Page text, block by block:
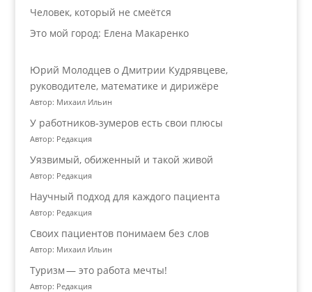
Человек, который не смеётся
Это мой город: Елена Макаренко
Юрий Молодцев о Дмитрии Кудрявцеве,
руководителе, математике и дирижёре
Автор: Михаил Ильин
У работников‑зумеров есть свои плюсы
Автор: Редакция
Уязвимый, обиженный и такой живой
Автор: Редакция
Научный подход для каждого пациента
Автор: Редакция
Своих пациентов понимаем без слов
Автор: Михаил Ильин
Туризм — это работа мечты!
Автор: Редакция